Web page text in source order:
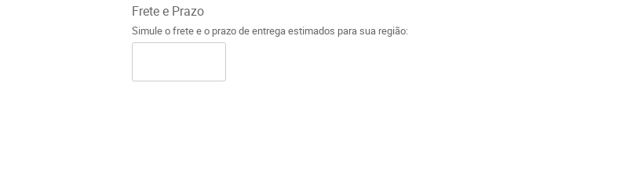
Frete e Prazo
Simule o frete e o prazo de entrega estimados para sua região: